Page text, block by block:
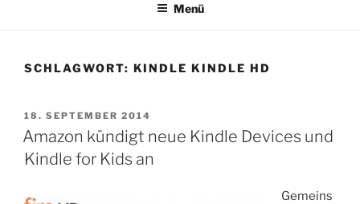
Menü
SCHLAGWORT: KINDLE KINDLE HD
VERÖFFENTLICHT
AM
18. SEPTEMBER 2014
Amazon kündigt neue Kindle Devices und
Kindle for Kids an
Gemeins